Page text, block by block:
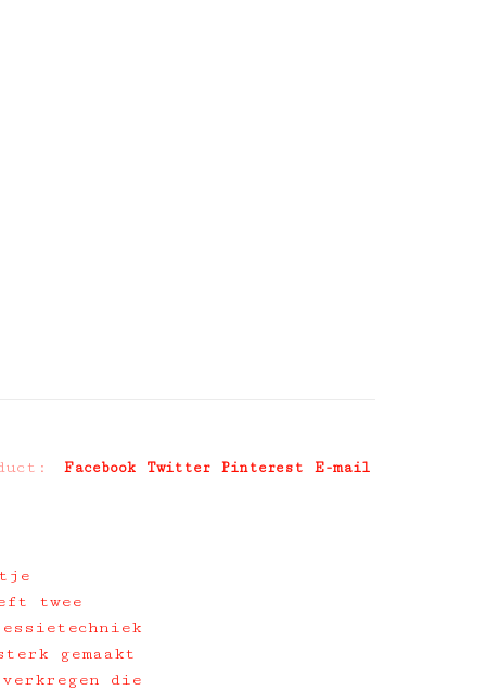
Facebook Twitter Pinterest E-mail
twee
gemaakt
die